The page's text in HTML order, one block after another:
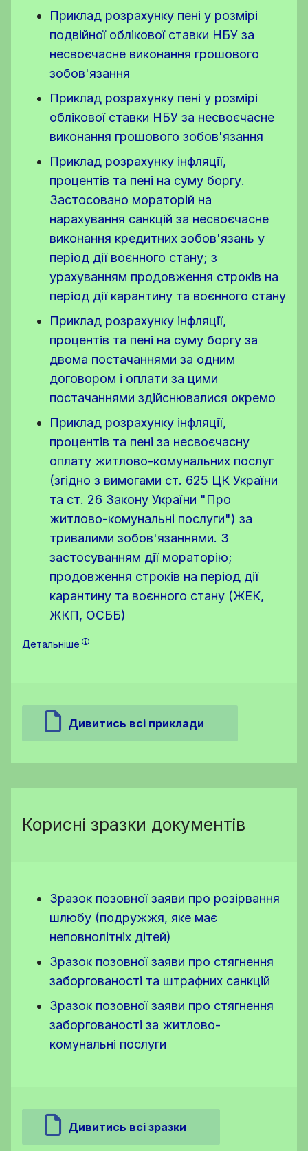
Приклад розрахунку пені у розмірі
подвійної облікової ставки НБУ за
несвоєчасне виконання грошового
зобов'язання
Приклад розрахунку пені у розмірі
облікової ставки НБУ за несвоєчасне
виконання грошового зобов'язання
Приклад розрахунку інфляції,
процентів та пені на суму боргу.
Застосовано мораторій на
нарахування санкцій за несвоєчасне
виконання кредитних зобов'язань у
період дії воєнного стану; з
урахуванням продовження строків на
період дії карантину та воєнного стану
Приклад розрахунку інфляції,
процентів та пені на суму боргу за
двома постачаннями за одним
договором і оплати за цими
постачаннями здійснювалися окремо
Приклад розрахунку інфляції,
процентів та пені за несвоєчасну
оплату житлово-комунальних послуг
(згідно з вимогами ст. 625 ЦК України
та ст. 26 Закону України "Про
житлово-комунальні послуги") за
тривалими зобов'язаннями. З
застосуванням дії мораторію;
продовження строків на період дії
карантину та воєнного стану (ЖЕК,
ЖКП, ОСББ)
Детальніше
Дивитись всі приклади
Корисні зразки документів
Зразок позовної заяви про розірвання
шлюбу (подружжя, яке має
неповнолітніх дітей)
Зразок позовної заяви про стягнення
заборгованості та штрафних санкцій
Зразок позовної заяви про стягнення
заборгованості за житлово-
комунальні послуги
Дивитись всі зразки